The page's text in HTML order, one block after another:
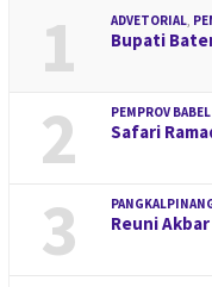
1 ADVETORIAL,
Bupati
2 PEMPROV BABEL
Safari
3 Reuni